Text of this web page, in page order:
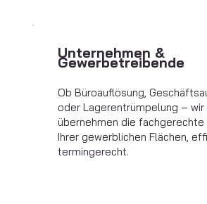
Unternehmen &
Gewerbetreibende
Ob Büroauflösung,
oder Lagerentrümpelung – wir
übernehmen die fachgerechte
Ihrer gewerblichen Flächen,
termingerecht.